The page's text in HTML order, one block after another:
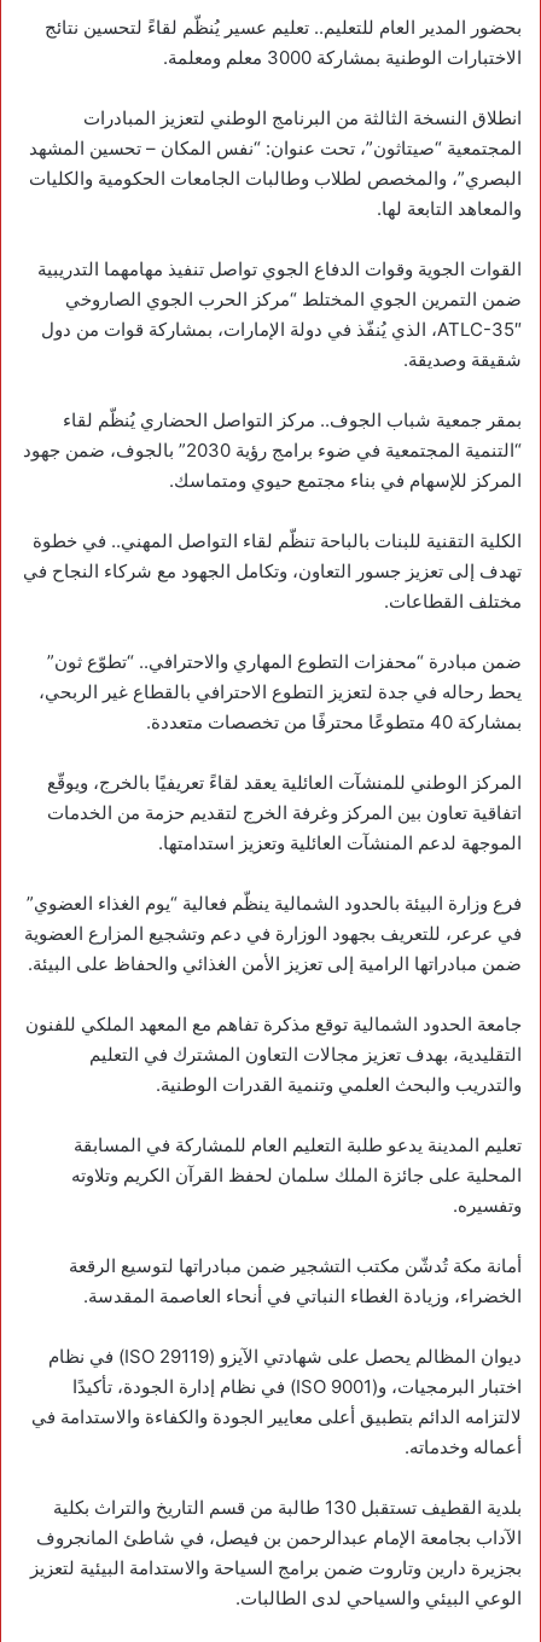
بحضور المدير العام للتعليم.. تعليم عسير يُنظّم لقاءً لتحسين نتائج
الاختبارات الوطنية بمشاركة 3000 معلم ومعلمة.
انطلاق النسخة الثالثة من البرنامج الوطني لتعزيز المبادرات
المجتمعية “صيتاثون”، تحت عنوان: “نفس المكان – تحسين المشهد
البصري”، والمخصص لطلاب وطالبات الجامعات الحكومية والكليات
والمعاهد التابعة لها.
‏القوات الجوية وقوات ‎الدفاع الجوي تواصل تنفيذ مهامهما التدريبية
ضمن التمرين الجوي المختلط “مركز الحرب الجوي الصاروخي
ATLC-35″، الذي يُنفّذ في دولة الإمارات، بمشاركة قوات من دول
شقيقة وصديقة.
بمقر جمعية شباب الجوف.. مركز التواصل الحضاري يُنظّم لقاء
“التنمية المجتمعية في ضوء برامج رؤية 2030” بالجوف، ضمن جهود
المركز للإسهام في بناء مجتمع حيوي ومتماسك.
‏الكلية التقنية للبنات بالباحة تنظّم لقاء التواصل المهني.. في خطوة
تهدف إلى تعزيز جسور التعاون، وتكامل الجهود مع شركاء النجاح في
مختلف القطاعات.
ضمن مبادرة “محفزات التطوع المهاري والاحترافي.. “تطوّع ثون”
يحط رحاله في جدة لتعزيز التطوع الاحترافي بالقطاع غير الربحي،
بمشاركة 40 متطوعًا محترفًا من تخصصات متعددة.
المركز الوطني للمنشآت العائلية يعقد لقاءً تعريفيًا بالخرج، ويوقّع
اتفاقية تعاون بين المركز وغرفة الخرج لتقديم حزمة من الخدمات
الموجهة لدعم المنشآت العائلية وتعزيز استدامتها.
‏فرع وزارة البيئة بالحدود الشمالية ينظّم فعالية “يوم الغذاء العضوي”
في عرعر، للتعريف بجهود الوزارة في دعم وتشجيع المزارع العضوية
ضمن مبادراتها الرامية إلى تعزيز الأمن الغذائي والحفاظ على البيئة.
‏جامعة الحدود الشمالية توقع مذكرة تفاهم مع المعهد الملكي للفنون
التقليدية، بهدف تعزيز مجالات التعاون المشترك في التعليم
والتدريب والبحث العلمي وتنمية القدرات الوطنية.
تعليم المدينة يدعو طلبة التعليم العام للمشاركة في المسابقة
المحلية على جائزة الملك سلمان لحفظ القرآن الكريم وتلاوته
وتفسيره.
‏أمانة مكة تُدشّن مكتب التشجير ضمن مبادراتها لتوسيع الرقعة
الخضراء، وزيادة الغطاء النباتي في أنحاء العاصمة المقدسة.
ديوان المظالم يحصل على شهادتي الآيزو (ISO 29119) في نظام
اختبار البرمجيات، و(ISO 9001) في نظام إدارة الجودة، تأكيدًا
لالتزامه الدائم بتطبيق أعلى معايير الجودة والكفاءة والاستدامة في
أعماله وخدماته.
‏‎بلدية القطيف تستقبل 130 طالبة من قسم التاريخ والتراث بكلية
الآداب بجامعة الإمام عبدالرحمن بن فيصل، في شاطئ المانجروف
بجزيرة دارين وتاروت ضمن برامج ‎السياحة والاستدامة البيئية لتعزيز
الوعي البيئي والسياحي لدى الطالبات.